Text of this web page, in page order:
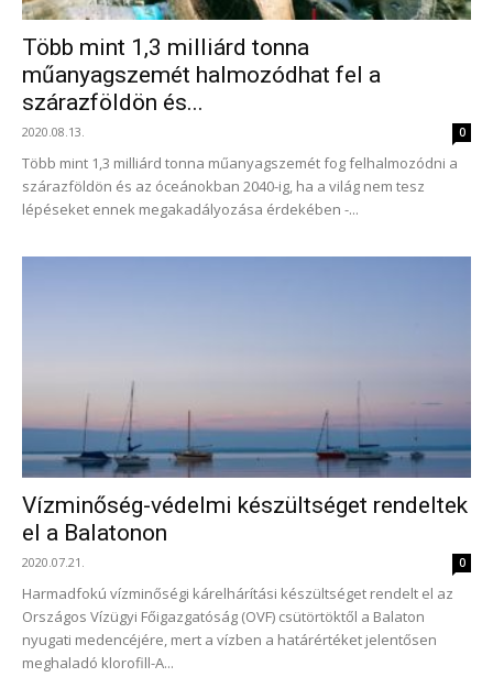
Több mint 1,3 milliárd tonna
műanyagszemét halmozódhat fel a
szárazföldön és...
2020.08.13. 0
Több mint 1,3 milliárd tonna műanyagszemét fog felhalmozódni a
szárazföldön és az óceánokban 2040-ig, ha a világ nem tesz
lépéseket ennek megakadályozása érdekében -...
Vízminőség-védelmi készültséget rendeltek
el a Balatonon
2020.07.21. 0
Harmadfokú vízminőségi kárelhárítási készültséget rendelt el az
Országos Vízügyi Főigazgatóság (OVF) csütörtöktől a Balaton
nyugati medencéjére, mert a vízben a határértéket jelentősen
meghaladó klorofill-A...